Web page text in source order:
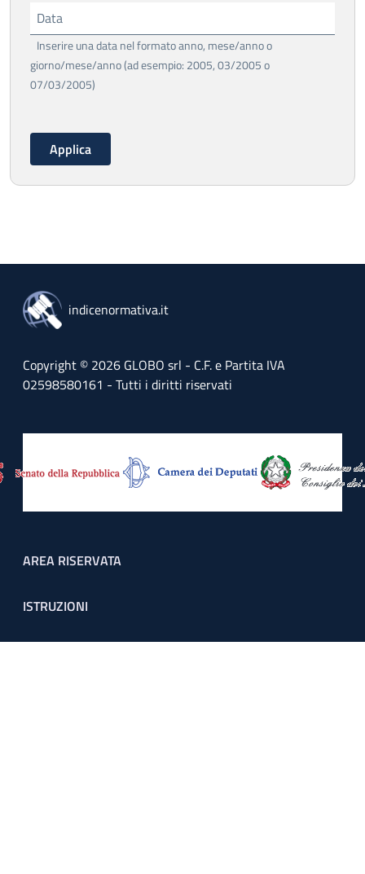
Data
Inserire una data nel formato anno, mese/anno o
giorno/mese/anno (ad esempio: 2005, 03/2005 o
07/03/2005)
indicenormativa.it
Copyright © 2026 GLOBO srl - C.F. e Partita IVA
02598580161 - Tutti i diritti riservati
Footer menu
AREA RISERVATA
ISTRUZIONI